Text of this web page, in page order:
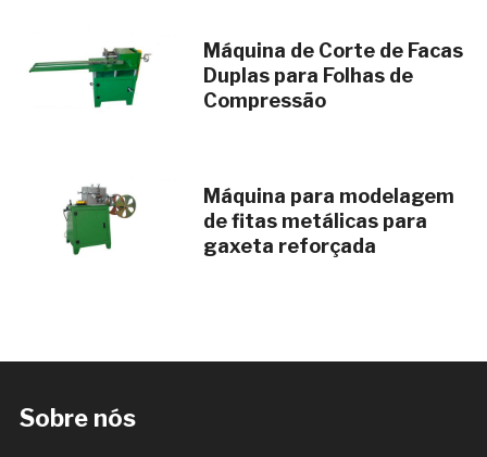
Máquina de Corte de Facas
Duplas para Folhas de
Compressão
Máquina para modelagem
de fitas metálicas para
gaxeta reforçada
Sobre nós